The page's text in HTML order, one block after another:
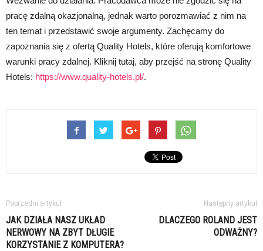
pracę zdalną okazjonalną, jednak warto porozmawiać z nim na
ten temat i przedstawić swoje argumenty. Zachęcamy do
zapoznania się z ofertą Quality Hotels, które oferują komfortowe
warunki pracy zdalnej. Kliknij tutaj, aby przejść na stronę Quality
Hotels: https://www.quality-hotels.pl/.
Poprzedni artykuł
JAK DZIAŁA NASZ UKŁAD
NERWOWY NA ZBYT DŁUGIE
KORZYSTANIE Z KOMPUTERA?
Następny artykuł
DLACZEGO ROLAND JEST
ODWAŻNY?